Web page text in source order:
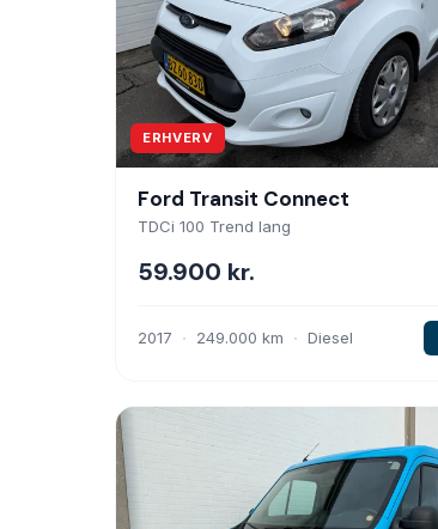
ERHVERV
Ford Transit Connect
TDCi 100 Trend lang
59.900 kr.
2017 249.000 km Diesel